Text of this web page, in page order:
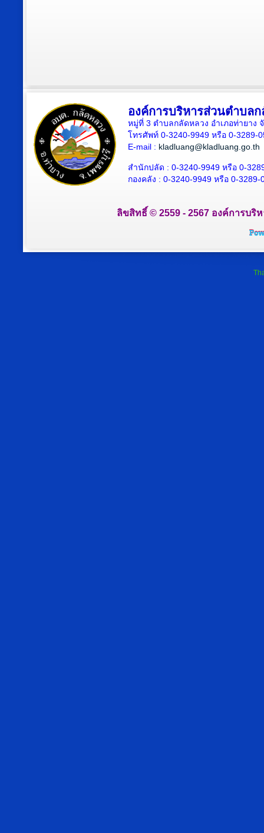
องค์การบริหารส่วนตำบลก
หมู่ที่ 3 ตำบลกลัดหลวง อำเภอท่ายาง
โทรศัพท์ 0-3240-9949 หรือ 0-3289-
E-mail : kladluang@kladluang.go.th
สำนักปลัด : 0-3240-9949 หรือ 0-
กองคลัง : 0-3240-9949 หรือ 0-3289-
ลิขสิทธิ์ © 2559 - 2567 องค์การบริ